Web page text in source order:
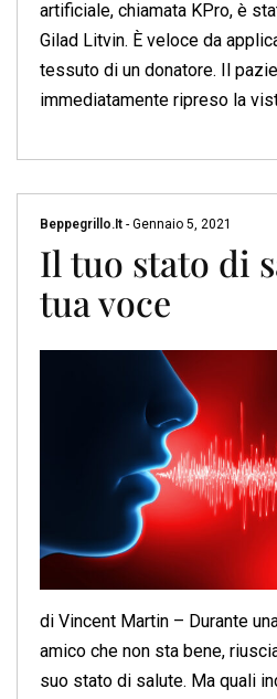
artificiale, chiamata KPro, è
Gilad Litvin. È veloce da
tessuto di un donatore. Il
immediatamente ripreso la
Beppegrillo.it - Gennaio 5, 2021
Il tuo stato di
tua voce
di Vincent Martin – Durante
amico che non sta bene,
suo stato di salute. Ma quali